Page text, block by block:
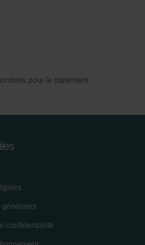
pour le traitement
confidentialité